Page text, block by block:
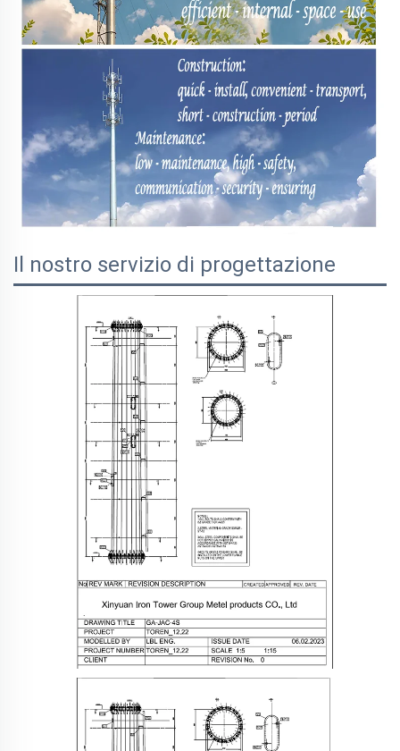
Il nostro servizio di progettazione